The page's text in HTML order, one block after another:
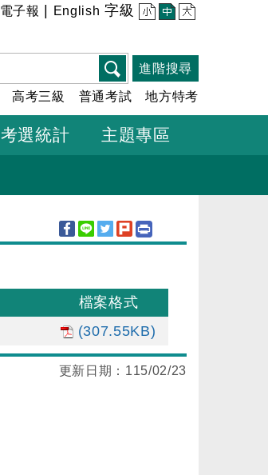
電子報 English 字級 小 中 大
進階搜尋
高考三級 普通考試 地方特考
考選統計 主題專區
檔案格式
(307.55KB)
更新日期： 115/02/23